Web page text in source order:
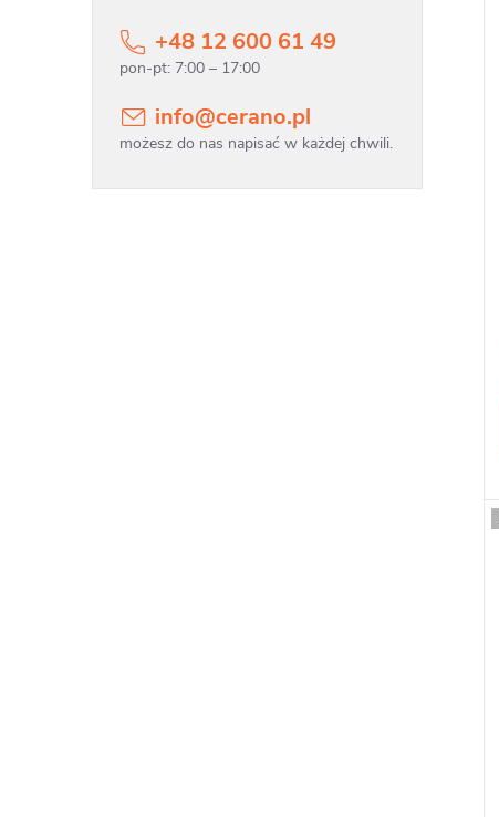
info@cerano.pl
+48 12 600 61 49